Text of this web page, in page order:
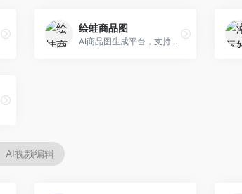
绘蛙商品图
AI商品图生成平台，支持模特换装和场景生成。面向电商卖家，提供商品上身效果展示、场景化商品图生成等服务，电商营销效果显著。
AI视频编辑